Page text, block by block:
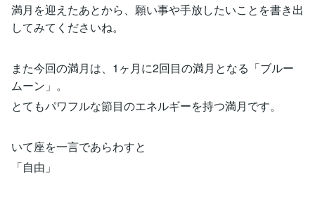
満月を迎えたあとから、願い事や手放したいことを書き出
してみてくださいね。
また今回の満月は、1ヶ月に2回目の満月となる「ブルー
ムーン」。
とてもパワフルな節目のエネルギーを持つ満月です。
いて座を一言であらわすと
「自由」